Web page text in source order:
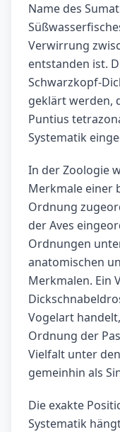
Name des
Verwirrung
entstanden ist.
Schwarzkopf-
geklärt werden,
Puntius
Systematik
In der Zoologie
Merkmale einer
Ordnung
der Aves
Ordnungen
anatomischen
Merkmalen. Ein
Vogelart
Ordnung der
Vielfalt unter
gemeinhin als
Die exakte
Systematik